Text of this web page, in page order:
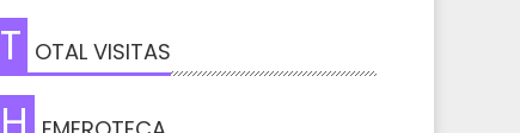
T OTAL VISITAS